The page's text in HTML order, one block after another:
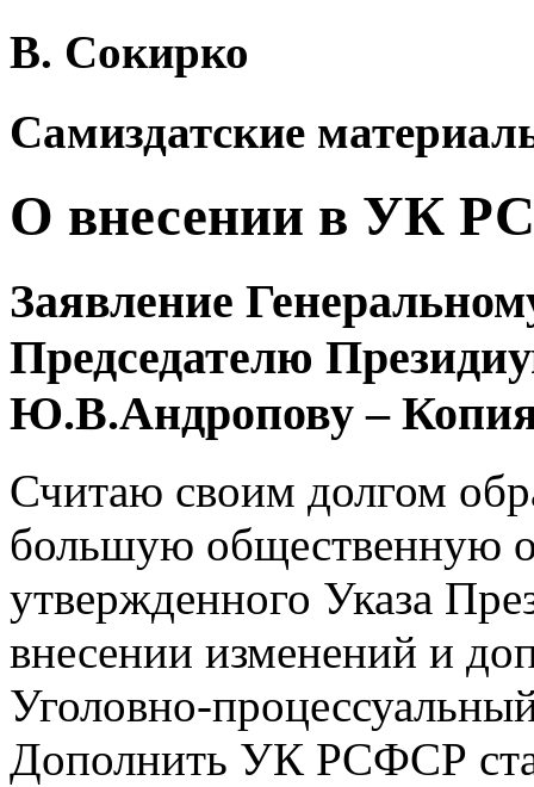
В. Сокирко
Самиздатские
О внесении в УК
Заявление
Председателю
Ю.В.Андропову –
Считаю своим долгом
большую общественную
утвержденного Указа
внесении изменений и
Уголовно-
Дополнить УК РСФСР